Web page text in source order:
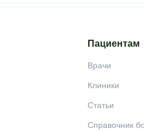
Пациентам
Врачи
Клиники
Статьи
Справочник